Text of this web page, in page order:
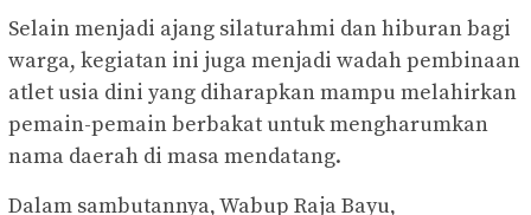
Selain menjadi ajang silaturahmi dan hiburan bagi
warga, kegiatan ini juga menjadi wadah pembinaan
atlet usia dini yang diharapkan mampu melahirkan
pemain-pemain berbakat untuk mengharumkan
nama daerah di masa mendatang.
Dalam sambutannya, Wabup Raja Bayu,